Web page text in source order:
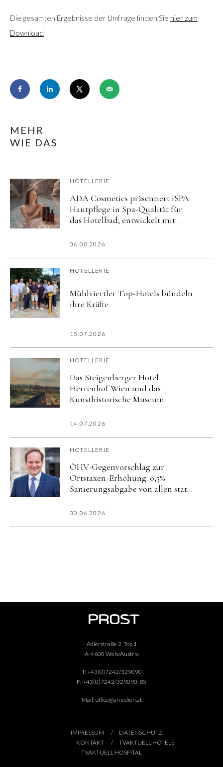
Die gesamten Ergebnisse der Umfrage finden Sie hier zum
Download
MEHR
WIE DAS
HOTELLERIE
ADA Cosmetics präsentiert iSPA:
Hautpflege in Spa-Qualität für
das Hotelbad, entwickelt mit
06.08.2026
HOTELLERIE
Mühlviertler Top-Hotels bündeln
ihre Kräfte
15.07.2026
HOTELLERIE
Das Steigenberger Hotel
Herrenhof Wien und das
Kunsthistorische Museum
Package zur Ausstellung
14.07.2026
HOTELLERIE
ÖHV-Gegenvorschlag zur
Ortstaxen-Erhöhung: 0,5%
Sanierungsabgabe von allen statt
30.06.2026
Adlerstraße 2, Top 1
A-4600 Wels/Austria
T: +43(0)7242/329090
F: +43(0)7242/329090-85
Mail: office@amedien.at
IMPRESSUM
DATENSCHUTZ
KONTAKT
TVAKTUELL HOTELE
TVAKTUELL HOSPITAL